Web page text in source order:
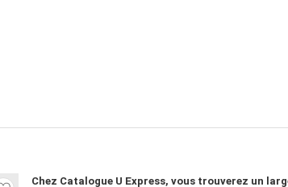
Chez Catalogue U Express, vous trouverez un